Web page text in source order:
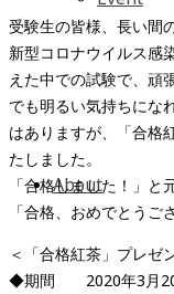
About
受験生の皆様、長い間
新型コロナウイルス感
えた中での試験で、頑
でも明るい気持ちにな
はありますが、「合格
たしました。
「合格しました！」と
「合格、おめでとうご
＜「合格紅茶」プレゼ
◆期間 2020年3月20